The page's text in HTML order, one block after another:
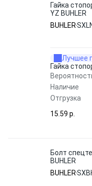
Гайка
YZ BUHLER
BUHLER
Лучшее
Гайка
Наличие
Отгрузка
15.59 p.
Болт
BUHLER
BUHLER